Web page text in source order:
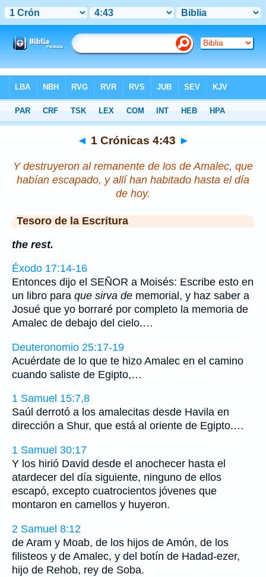
>1 Crónicas Capítulo 4 > Verso 43
◄ 1 Crónicas 4:43 ►
Y destruyeron al remanente de los de Amalec, que
habían escapado, y allí han habitado hasta el día
de hoy.
Tesoro de la Escritura
the rest.
Éxodo 17:14-16
Entonces dijo el SEÑOR a Moisés: Escribe esto en
un libro para que sirva de memorial, y haz saber a
Josué que yo borraré por completo la memoria de
Amalec de debajo del cielo.…
Deuteronomio 25:17-19
Acuérdate de lo que te hizo Amalec en el camino
cuando saliste de Egipto,…
1 Samuel 15:7,8
Saúl derrotó a los amalecitas desde Havila en
dirección a Shur, que está al oriente de Egipto.…
1 Samuel 30:17
Y los hirió David desde el anochecer hasta el
atardecer del día siguiente, ninguno de ellos
escapó, excepto cuatrocientos jóvenes que
montaron en camellos y huyeron.
2 Samuel 8:12
de Aram y Moab, de los hijos de Amón, de los
filisteos y de Amalec, y del botín de Hadad-ezer,
hijo de Rehob, rey de Soba.